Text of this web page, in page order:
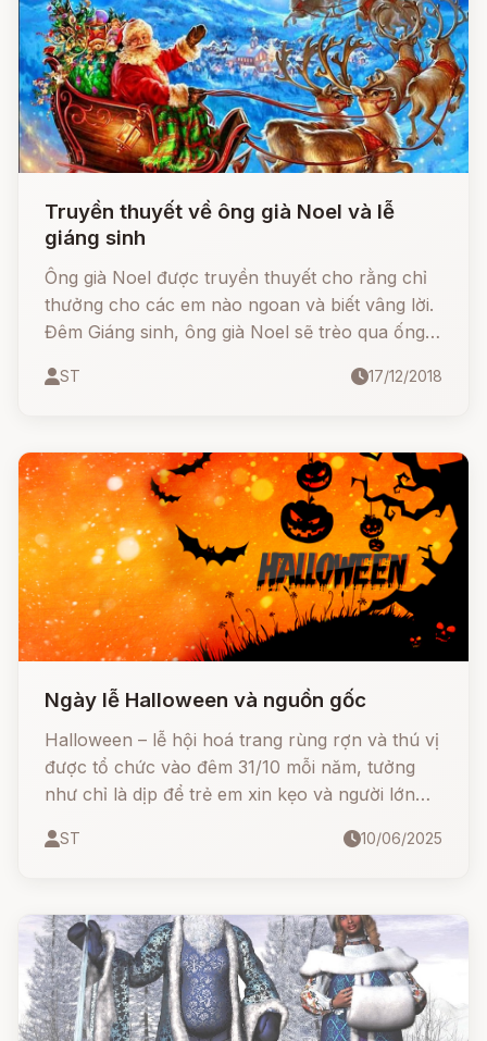
Truyền thuyết về ông già Noel và lễ
giáng sinh
Ông già Noel được truyền thuyết cho rằng chỉ
thưởng cho các em nào ngoan và biết vâng lời.
Đêm Giáng sinh, ông già Noel sẽ trèo qua ống
tất màu đỏ mà các em đã treo gần lò sưởi.
ST 17/12/2018
Ngày lễ Halloween và nguồn gốc
Halloween – lễ hội hoá trang rùng rợn và thú vị
được tổ chức vào đêm 31/10 mỗi năm, tưởng
như chỉ là dịp để trẻ em xin kẹo và người lớn
rằng đằng sau đêm hội ma mị này là cả một
đại?
ST 10/06/2025